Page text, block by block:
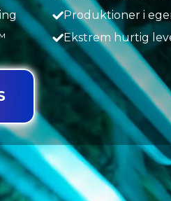
Produktioner i
Ekstrem hurtig